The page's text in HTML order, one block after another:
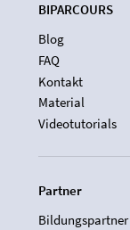
BIPARCOURS
Blog
FAQ
Kontakt
Material
Videotutorials
Partner
Bildungspartner